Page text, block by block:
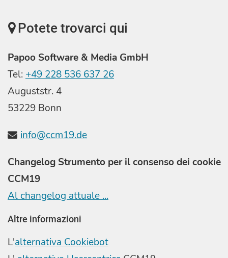
Potete trovarci qui
Papoo Software & Media GmbH
Tel: +49 228 536 637 26
Auguststr. 4
53229 Bonn
info@ccm19.de
Changelog Strumento per il consenso dei cookie
CCM19
Al changelog attuale ...
Altre informazioni
L'alternativa Cookiebot